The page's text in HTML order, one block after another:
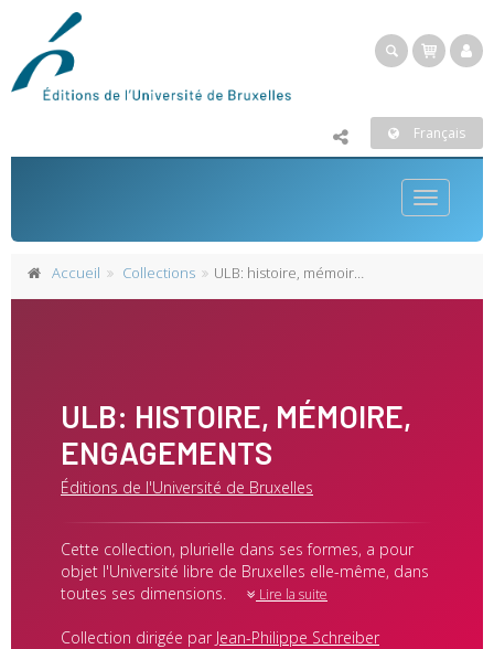
Français
Toggle
Accueil Collections ULB: histoire, mémoire, engagements
ULB: HISTOIRE, MÉMOIRE,
ENGAGEMENTS
Éditions de l'Université de Bruxelles
Cette collection, plurielle dans ses formes, a pour
objet l'Université libre de Bruxelles elle-même, dans
toutes ses dimensions.
Lire la suite
Collection dirigée par Jean-Philippe Schreiber